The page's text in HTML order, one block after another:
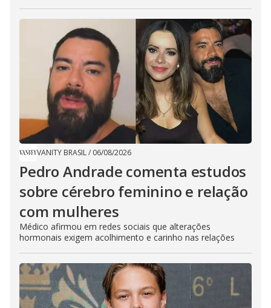
VANITY BRASIL/ 06/08/2026
Pedro Andrade comenta estudos
sobre cérebro feminino e relação
com mulheres
Médico afirmou em redes sociais que alterações
hormonais exigem acolhimento e carinho nas relações